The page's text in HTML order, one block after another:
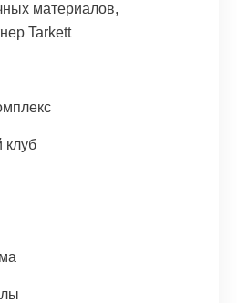
материалов,
Tarkett
клуб